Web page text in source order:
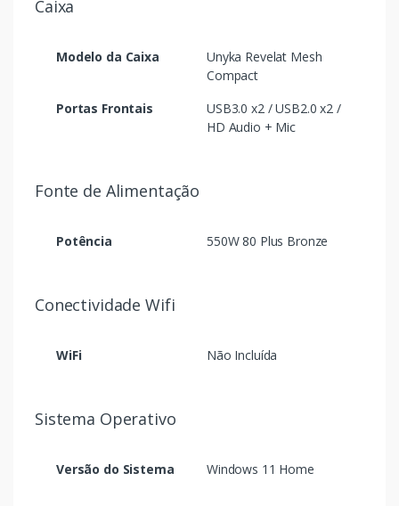
Caixa
Modelo da Caixa
Unyka Revelat Mesh
Compact
Portas Frontais
USB3.0 x2 / USB2.0 x2 /
HD Audio + Mic
Fonte de Alimentação
Potência 550W 80 Plus Bronze
Conectividade Wifi
WiFi Não Incluída
Sistema Operativo
Versão do Sistema Windows 11 Home